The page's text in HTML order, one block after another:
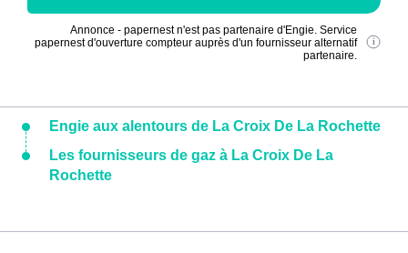
Annonce - papernest n'est pas partenaire d'Engie. Service
papernest d'ouverture compteur auprès d'un fournisseur alternatif
partenaire.
Engie aux alentours de La Croix De La Rochette
Les fournisseurs de gaz à La Croix De La
Rochette